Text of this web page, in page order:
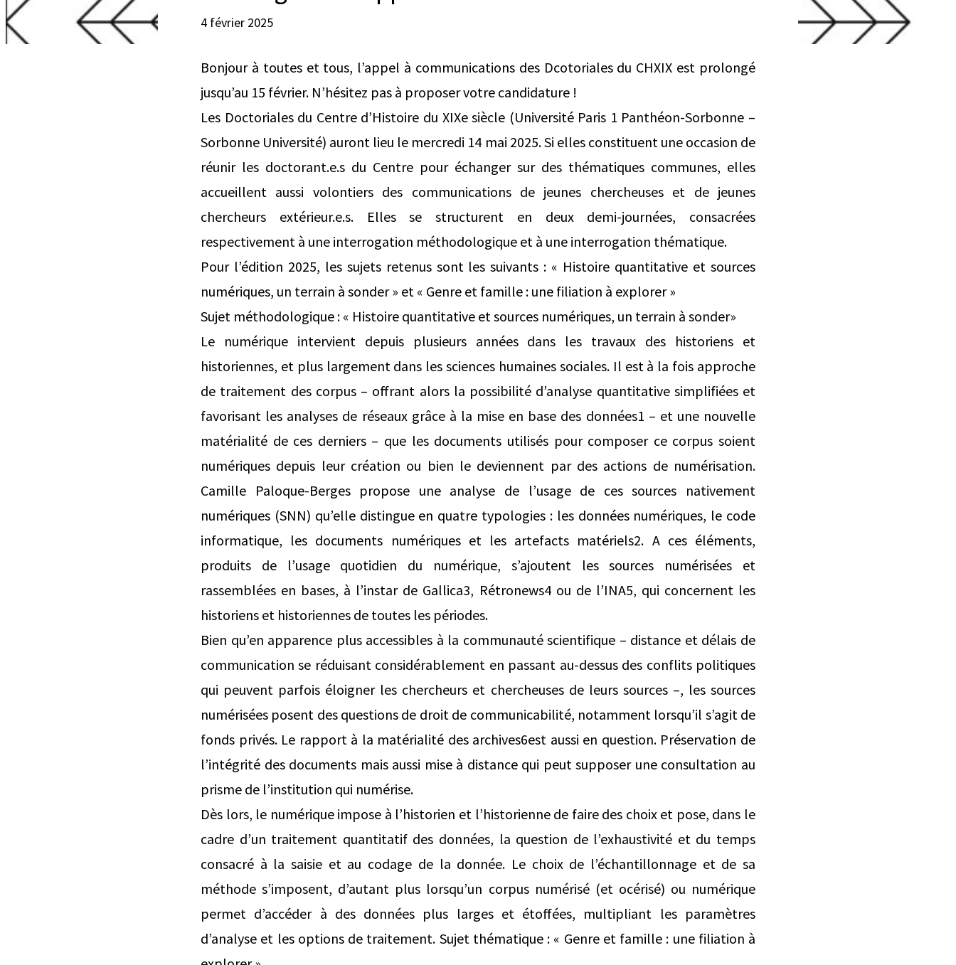
4 février 2025
Bonjour à toutes et tous, l’appel à communications des Dcotoriales du CHXIX est prolongé
jusqu’au 15 février. N’hésitez pas à proposer votre candidature !
Les Doctoriales du Centre d’Histoire du XIXe siècle (Université Paris 1 Panthéon-Sorbonne –
Sorbonne Université) auront lieu le mercredi 14 mai 2025. Si elles constituent une occasion de
réunir les doctorant.e.s du Centre pour échanger sur des thématiques communes, elles
accueillent aussi volontiers des communications de jeunes chercheuses et de jeunes
chercheurs extérieur.e.s. Elles se structurent en deux demi-journées, consacrées
respectivement à une interrogation méthodologique et à une interrogation thématique.
Pour l’édition 2025, les sujets retenus sont les suivants : « Histoire quantitative et sources
numériques, un terrain à sonder » et « Genre et famille : une filiation à explorer »
Sujet méthodologique : « Histoire quantitative et sources numériques, un terrain à sonder»
Le numérique intervient depuis plusieurs années dans les travaux des historiens et
historiennes, et plus largement dans les sciences humaines sociales. Il est à la fois approche
de traitement des corpus – offrant alors la possibilité d’analyse quantitative simplifiées et
favorisant les analyses de réseaux grâce à la mise en base des données1 – et une nouvelle
matérialité de ces derniers – que les documents utilisés pour composer ce corpus soient
numériques depuis leur création ou bien le deviennent par des actions de numérisation.
Camille Paloque-Berges propose une analyse de l’usage de ces sources nativement
numériques (SNN) qu’elle distingue en quatre typologies : les données numériques, le code
informatique, les documents numériques et les artefacts matériels2. A ces éléments,
produits de l’usage quotidien du numérique, s’ajoutent les sources numérisées et
rassemblées en bases, à l’instar de Gallica3, Rétronews4 ou de l’INA5, qui concernent les
historiens et historiennes de toutes les périodes.
Bien qu’en apparence plus accessibles à la communauté scientifique – distance et délais de
communication se réduisant considérablement en passant au-dessus des conflits politiques
qui peuvent parfois éloigner les chercheurs et chercheuses de leurs sources –, les sources
numérisées posent des questions de droit de communicabilité, notamment lorsqu’il s’agit de
fonds privés. Le rapport à la matérialité des archives6est aussi en question. Préservation de
l’intégrité des documents mais aussi mise à distance qui peut supposer une consultation au
prisme de l’institution qui numérise.
Dès lors, le numérique impose à l’historien et l’historienne de faire des choix et pose, dans le
cadre d’un traitement quantitatif des données, la question de l’exhaustivité et du temps
consacré à la saisie et au codage de la donnée. Le choix de l’échantillonnage et de sa
méthode s’imposent, d’autant plus lorsqu’un corpus numérisé (et océrisé) ou numérique
permet d’accéder à des données plus larges et étoffées, multipliant les paramètres
d’analyse et les options de traitement. Sujet thématique : « Genre et famille : une filiation à